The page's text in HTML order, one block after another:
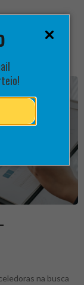
na busca